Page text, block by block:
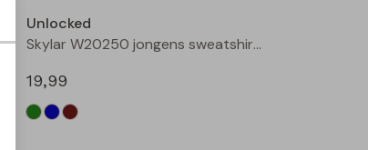
Unlocked
Skylar W20250 jongens sweatshirt Groen licht
19,99